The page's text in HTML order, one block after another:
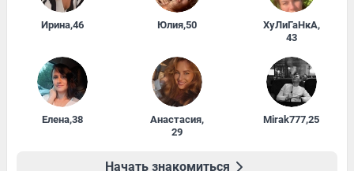
Ирина,46 Юлия,50 ХуЛиГаНкА,
43
Елена,38 Анастасия,
29
Mirak777,25
Начать знакомиться